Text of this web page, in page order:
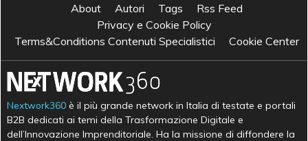
About Autori Tags
Rss Feed
Privacy e Cookie Policy
Terms&Conditions Contenuti Specialistici
Cookie Center
Nextwork360 è il più grande network in Italia di testate e portali
B2B dedicati ai temi della Trasformazione Digitale e
dell’Innovazione Imprenditoriale. Ha la missione di diffondere la